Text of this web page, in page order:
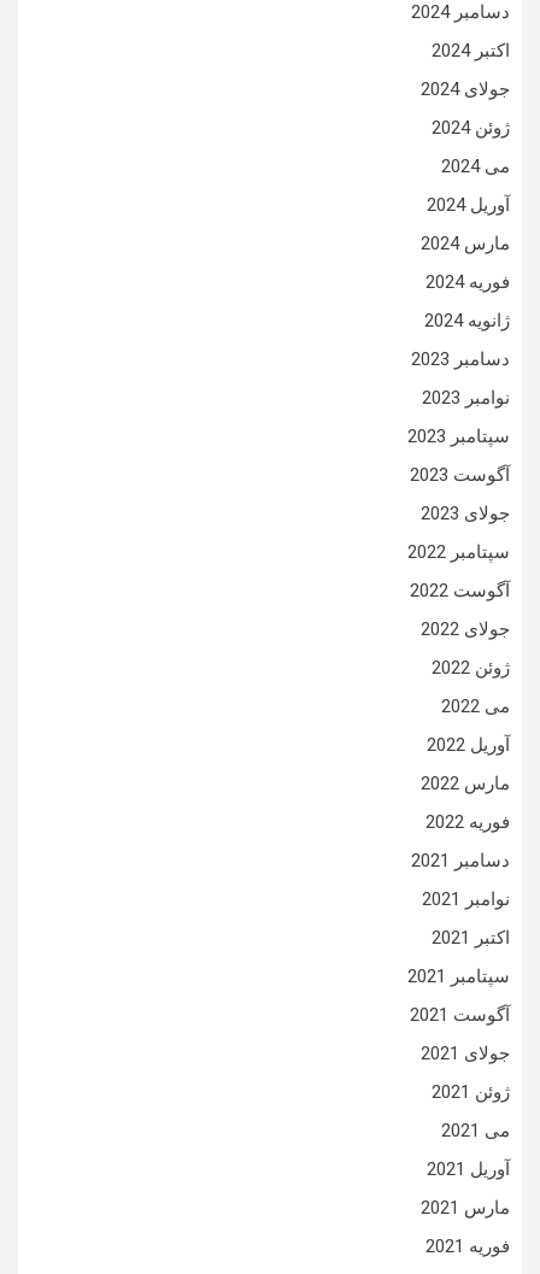
دسامبر 2024
اکتبر 2024
جولای 2024
ژوئن 2024
می 2024
آوریل 2024
مارس 2024
فوریه 2024
ژانویه 2024
دسامبر 2023
نوامبر 2023
سپتامبر 2023
آگوست 2023
جولای 2023
سپتامبر 2022
آگوست 2022
جولای 2022
ژوئن 2022
می 2022
آوریل 2022
مارس 2022
فوریه 2022
دسامبر 2021
نوامبر 2021
اکتبر 2021
سپتامبر 2021
آگوست 2021
جولای 2021
ژوئن 2021
می 2021
آوریل 2021
مارس 2021
فوریه 2021